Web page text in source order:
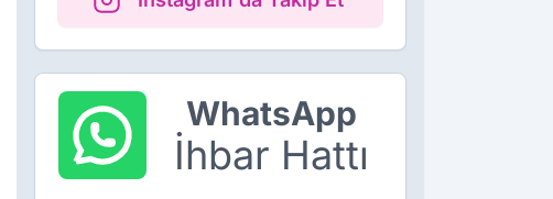
WhatsApp
İhbar Hattı